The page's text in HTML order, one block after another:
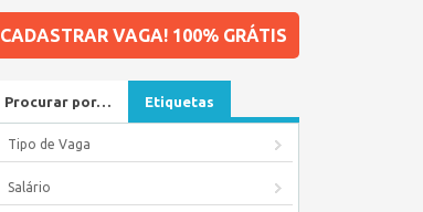
CADASTRAR VAGA! 100% GRÁTIS
Procurar por… Etiquetas
Tipo de Vaga
Salário